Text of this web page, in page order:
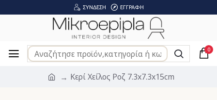
ΣΎΝΔΕΣΗ ΕΓΓΡΑΦΉ
0
Κερί Χείλος Ροζ 7.3x7.3x15cm